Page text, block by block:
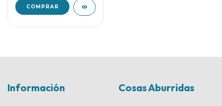
COMPRAR
Información Cosas Aburridas